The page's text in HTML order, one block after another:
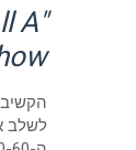
A
לשלב